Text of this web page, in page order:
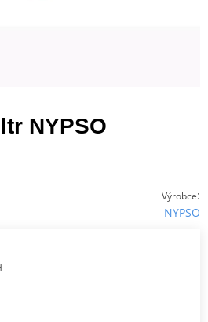
NYPSO
Výrobce:
NYPSO